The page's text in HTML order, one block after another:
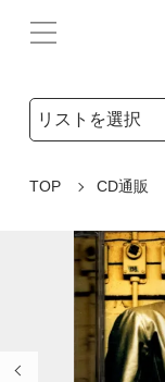
検索リストの選択
TOP CD通販